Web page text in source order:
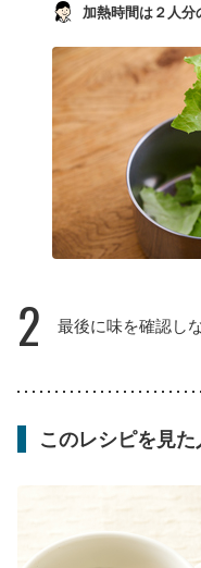
加熱時間は２人分
2 最後に味を確認し
このレシピを見